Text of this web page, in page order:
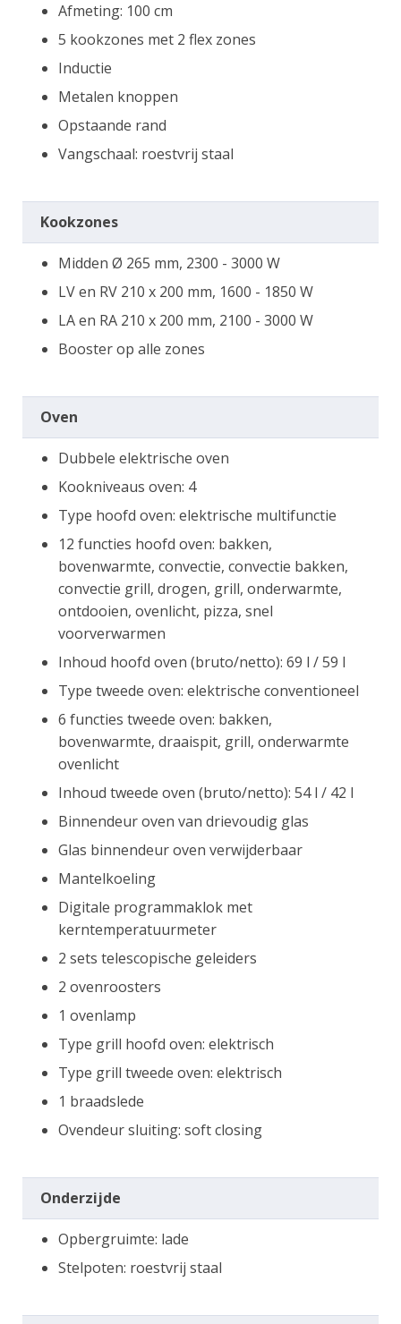
Afmeting: 100 cm
5 kookzones met 2 flex zones
Inductie
Metalen knoppen
Opstaande rand
Vangschaal: roestvrij staal
Kookzones
Midden Ø 265 mm, 2300 - 3000 W
LV en RV 210 x 200 mm, 1600 - 1850 W
LA en RA 210 x 200 mm, 2100 - 3000 W
Booster op alle zones
Oven
Dubbele elektrische oven
Kookniveaus oven: 4
Type hoofd oven: elektrische multifunctie
12 functies hoofd oven: bakken,
bovenwarmte, convectie, convectie bakken,
convectie grill, drogen, grill, onderwarmte,
ontdooien, ovenlicht, pizza, snel
voorverwarmen
Inhoud hoofd oven (bruto/netto): 69 l / 59 l
Type tweede oven: elektrische conventioneel
6 functies tweede oven: bakken,
bovenwarmte, draaispit, grill, onderwarmte
ovenlicht
Inhoud tweede oven (bruto/netto): 54 l / 42 l
Binnendeur oven van drievoudig glas
Glas binnendeur oven verwijderbaar
Mantelkoeling
Digitale programmaklok met
kerntemperatuurmeter
2 sets telescopische geleiders
2 ovenroosters
1 ovenlamp
Type grill hoofd oven: elektrisch
Type grill tweede oven: elektrisch
1 braadslede
Ovendeur sluiting: soft closing
Onderzijde
Opbergruimte: lade
Stelpoten: roestvrij staal